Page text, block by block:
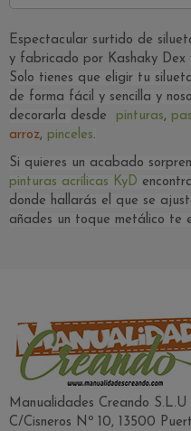
Espectacular surtido de
y fabricado por Kashaky Dex
Solo tienes que eligir tu
de forma fácil y sencilla y
decorarla desde pinturas,
arroz, pinceles.
Si quieres un acabado
pinturas acrílicas KyD
donde hallarás el que se
añades un toque metálico te
Manualidades Creando S.L.U
C/Cisneros Nº 10, 13500